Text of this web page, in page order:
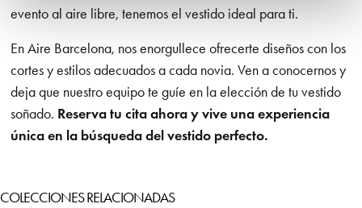
evento al aire libre, tenemos el vestido ideal para ti.
En Aire Barcelona, nos enorgullece ofrecerte diseños con los
cortes y estilos adecuados a cada novia. Ven a conocernos y
deja que nuestro equipo te guíe en la elección de tu vestido
soñado. Reserva tu cita ahora y vive una experiencia
única en la búsqueda del vestido perfecto.
COLECCIONES RELACIONADAS